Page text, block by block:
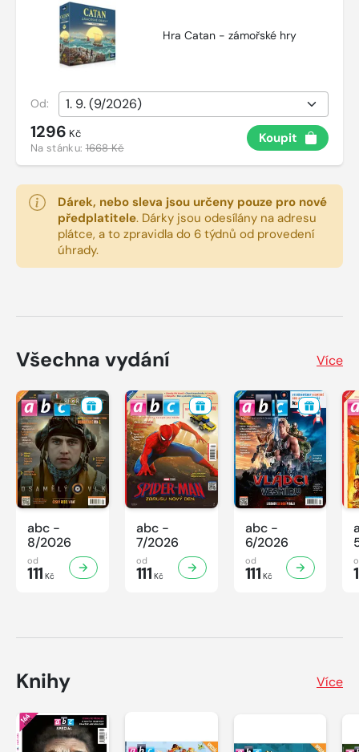
Hra Catan - zámořské hry
Od:
1296 Kč
Na stánku:1668 Kč
Koupit
Dárek, nebo sleva jsou určeny pouze pro nové
předplatitele. Dárky jsou odesílány na adresu
plátce, a to zpravidla do 6 týdnů od provedení
úhrady.
Všechna vydání Více
abc -
8/2026
od
111 Kč
abc -
7/2026
od
111 Kč
abc -
6/2026
od
111 Kč
Knihy Více